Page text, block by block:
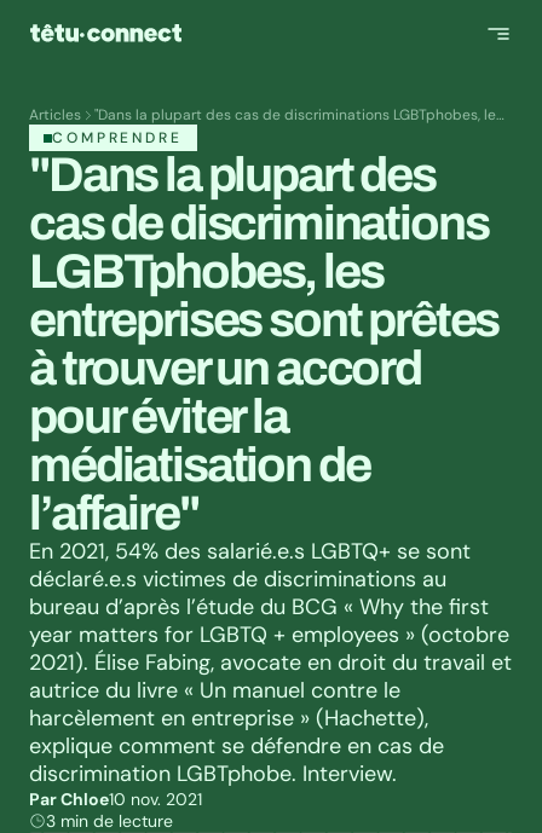
Articles
"Dans la plupart des cas de discriminations LGBTphobes, les
entreprises sont prêtes à trouver un accord pour éviter la
médiatisation de l’affaire"
COMPRENDRE
"Dans la plupart des
cas de discriminations
LGBTphobes, les
entreprises sont prêtes
à trouver un accord
pour éviter la
médiatisation de
l’affaire"
En 2021, 54% des salarié.e.s LGBTQ+ se sont
déclaré.e.s victimes de discriminations au
bureau d’après l’étude du BCG « Why the first
year matters for LGBTQ + employees » (octobre
2021). Élise Fabing, avocate en droit du travail et
autrice du livre « Un manuel contre le
harcèlement en entreprise » (Hachette),
explique comment se défendre en cas de
discrimination LGBTphobe. Interview.
Par Chloe10 nov. 2021
3 min de lecture